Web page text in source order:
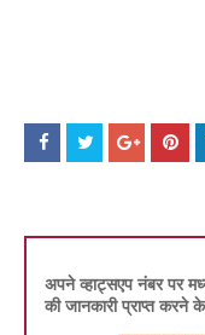
अपने व्हाट्सएप नंबर पर
की जानकारी प्राप्त